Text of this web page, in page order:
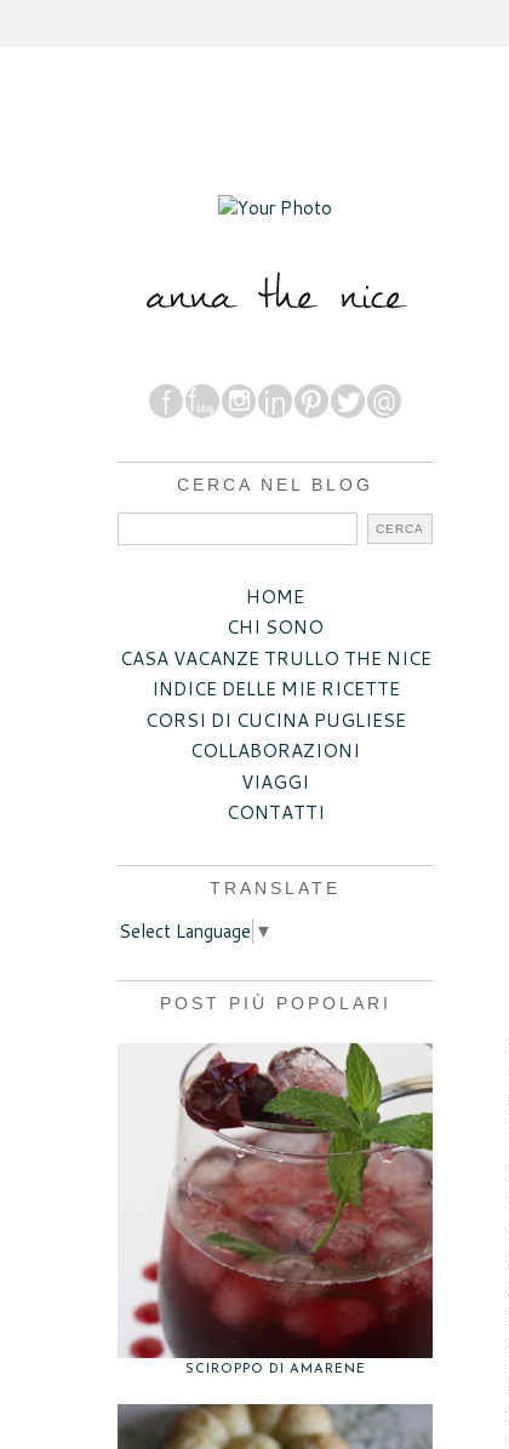
CERCA NEL BLOG
HOME
CHI SONO
CASA VACANZE TRULLO THE NICE
INDICE DELLE MIE RICETTE
CORSI DI CUCINA PUGLIESE
COLLABORAZIONI
VIAGGI
CONTATTI
TRANSLATE
Select Language ▼
POST PIÙ POPOLARI
SCIROPPO DI AMARENE